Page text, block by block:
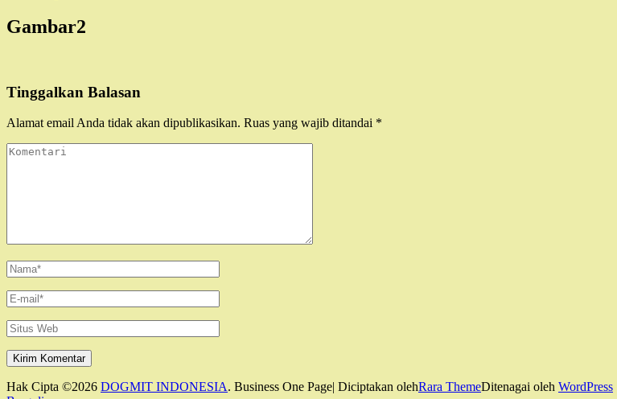
Gambar2
Tinggalkan Balasan
Alamat email Anda tidak akan dipublikasikan. Ruas yang wajib ditandai *
Komentari
Name*
Email*
Situs
Web
Hak Cipta ©2026 DOGMIT INDONESIA. Business One Page| Diciptakan olehRara ThemeDitenagai oleh WordPress